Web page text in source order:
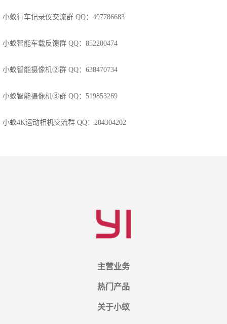
小蚁行车记录仪交流群 QQ：497786683
小蚁智能车载反馈群 QQ：852200474
小蚁智能摄像机②群 QQ：638470734
小蚁智能摄像机③群 QQ：519853269
小蚁4K运动相机交流群 QQ：204304202
主营业务
热门产品
关于小蚁